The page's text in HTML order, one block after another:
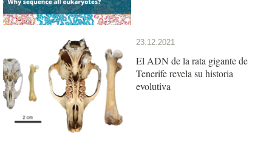
23.12.2021
El ADN de la rata gigante de
Tenerife revela su historia
evolutiva